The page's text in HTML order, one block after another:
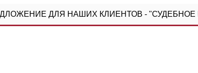
ДЛЯ НАШИХ КЛИЕНТОВ -